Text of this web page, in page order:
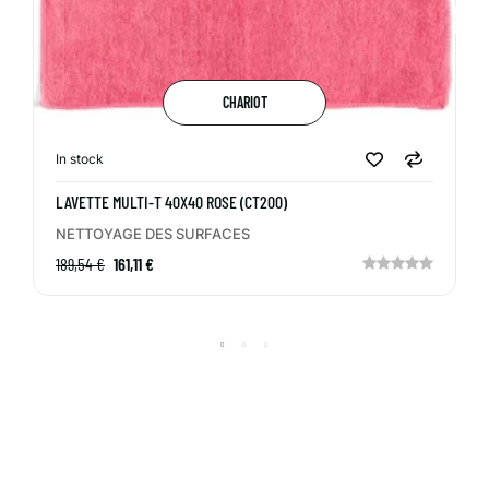
CHARIOT
In stock
LAVETTE MULTI-T 40X40 ROSE (CT200)
NETTOYAGE DES SURFACES
189,54 € 161,11 €